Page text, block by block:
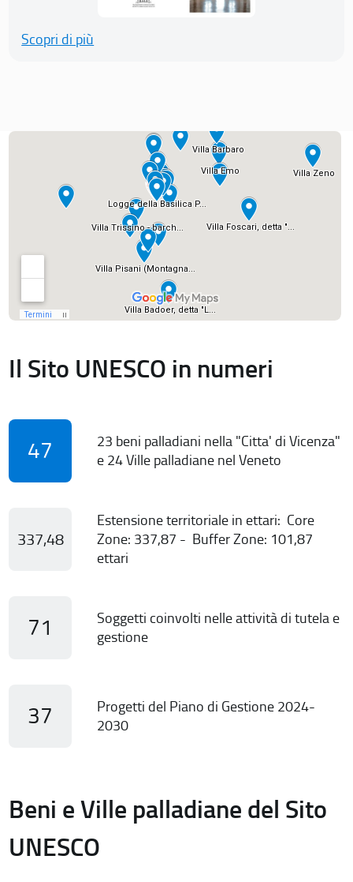
Scopri di più
Il Sito UNESCO in numeri
47
23 beni palladiani nella "Citta' di Vicenza"
e 24 Ville palladiane nel Veneto
337,48
Estensione territoriale in ettari: Core
Zone: 337,87 - Buffer Zone: 101,87
ettari
71
Soggetti coinvolti nelle attività di tutela e
gestione
37
Progetti del Piano di Gestione 2024-
2030
Beni e Ville palladiane del Sito
UNESCO